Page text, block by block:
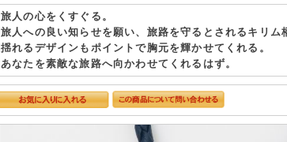
旅人の心をくすぐる。
旅人への良い知らせを願い、旅路を守るとされるキリ
揺れるデザインもポイントで胸元を輝かせてくれる。
あなたを素敵な旅路へ向かわせてくれるはず。